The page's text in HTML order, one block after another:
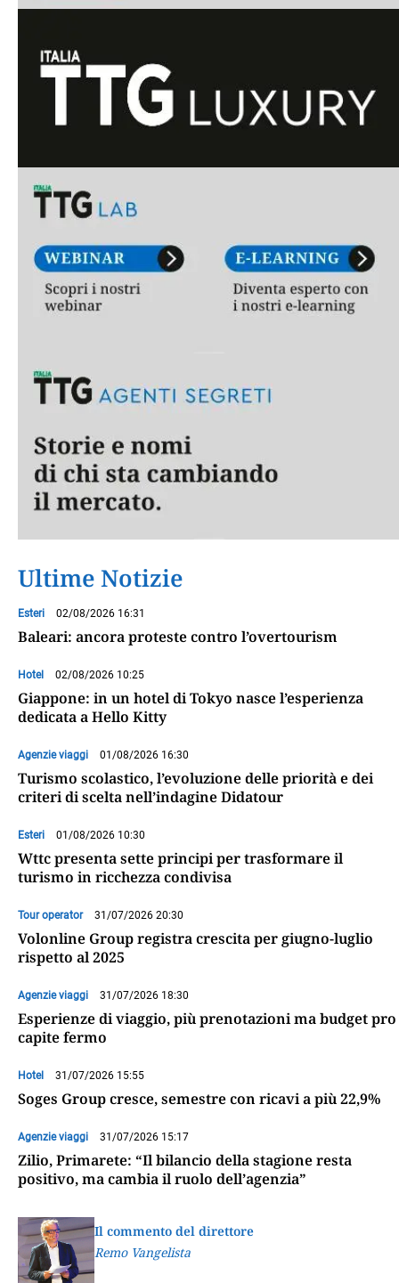
Ultime Notizie
Esteri 02/08/2026 16:31
Baleari: ancora proteste contro l’overtourism
Hotel 02/08/2026 10:25
Giappone: in un hotel di Tokyo nasce l’esperienza
dedicata a Hello Kitty
Agenzie viaggi 01/08/2026 16:30
Turismo scolastico, l’evoluzione delle priorità e dei
criteri di scelta nell’indagine Didatour
Esteri 01/08/2026 10:30
Wttc presenta sette principi per trasformare il
turismo in ricchezza condivisa
Tour operator 31/07/2026 20:30
Volonline Group registra crescita per giugno-luglio
rispetto al 2025
Agenzie viaggi 31/07/2026 18:30
Esperienze di viaggio, più prenotazioni ma budget pro
capite fermo
Hotel 31/07/2026 15:55
Soges Group cresce, semestre con ricavi a più 22,9%
Agenzie viaggi 31/07/2026 15:17
Zilio, Primarete: “Il bilancio della stagione resta
positivo, ma cambia il ruolo dell’agenzia”
Il commento del direttore
Remo Vangelista